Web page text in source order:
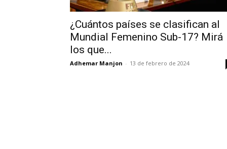
¿Cuántos países se clasifican al
Mundial Femenino Sub-17? Mirá
los que...
Adhemar Manjon - 13 de febrero de 2024